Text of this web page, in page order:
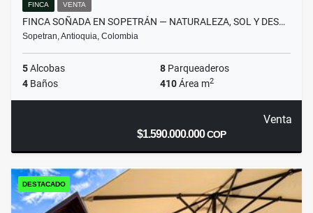
FINCA VENTA
FINCA SOÑADA EN SOPETRÁN — NATURALEZA, SOL Y DES…
Sopetran, Antioquia, Colombia
5Alcobas 8 Parqueaderos
4 Baños 410Área m2
Venta
$1.590.000.000COP
DESTACADO